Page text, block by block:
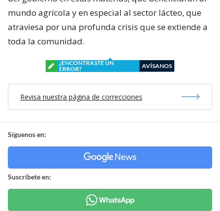
mundo agrícola y en especial al sector lácteo, que
atraviesa por una profunda crisis que se extiende a
toda la comunidad.
¿ENCONTRASTE UN
ERROR?
AVÍSANOS
Revisa nuestra página de correcciones
Síguenos en:
Suscríbete en: